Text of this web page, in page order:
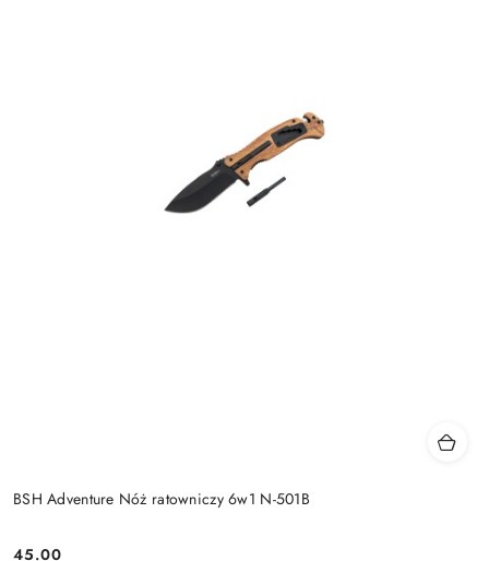
BSH Adventure Nóż ratowniczy 6w1 N-501B
45.00